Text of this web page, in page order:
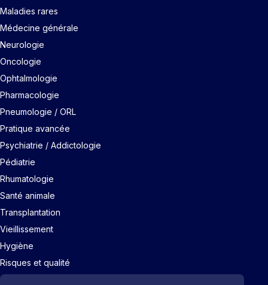
Maladies rares
Médecine générale
Neurologie
Oncologie
Ophtalmologie
Pharmacologie
Pneumologie / ORL
Pratique avancée
Psychiatrie / Addictologie
Pédiatrie
Rhumatologie
Santé animale
Transplantation
Vieillissement
Hygiène
Risques et qualité